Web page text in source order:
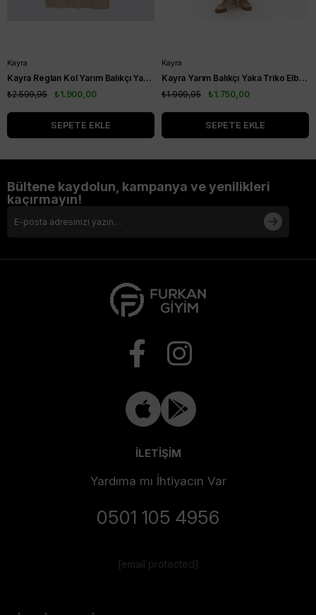
Kayra
Kayra Reglan Kol Yarım Balıkçı Yaka Triko Elbise Bej KA-A23-TRK08
₺1.900,00
₺2.599,95
SEPETE EKLE
Kayra
Kayra Yarım Balıkçı Yaka Triko Elbise Koyu Kahve KA-SZ-TRK04-22
₺1.750,00
₺1.999,95
SEPETE EKLE
Bültene kaydolun, kampanya ve yenilikleri
kaçırmayın!
İLETİŞİM
Yardıma mı İhtiyacın Var
0501 105 4956
[email protected]